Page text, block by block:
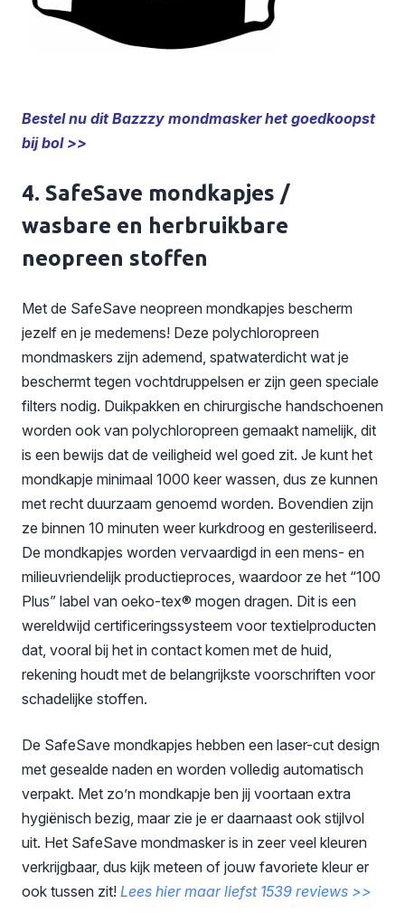
Bestel nu dit Bazzzy mondmasker het goedkoopst
bij bol >>
4. SafeSave mondkapjes /
wasbare en herbruikbare
neopreen stoffen
Met de SafeSave neopreen mondkapjes bescherm
jezelf en je medemens! Deze polychloropreen
mondmaskers zijn ademend, spatwaterdicht wat je
beschermt tegen vochtdruppelsen er zijn geen speciale
filters nodig. Duikpakken en chirurgische handschoenen
worden ook van polychloropreen gemaakt namelijk, dit
is een bewijs dat de veiligheid wel goed zit. Je kunt het
mondkapje minimaal 1000 keer wassen, dus ze kunnen
met recht duurzaam genoemd worden. Bovendien zijn
ze binnen 10 minuten weer kurkdroog en gesteriliseerd.
De mondkapjes worden vervaardigd in een mens- en
milieuvriendelijk productieproces, waardoor ze het “100
Plus” label van oeko-tex® mogen dragen. Dit is een
wereldwijd certificeringssysteem voor textielproducten
dat, vooral bij het in contact komen met de huid,
rekening houdt met de belangrijkste voorschriften voor
schadelijke stoffen.
De SafeSave mondkapjes hebben een laser-cut design
met gesealde naden en worden volledig automatisch
verpakt. Met zo’n mondkapje ben jij voortaan extra
hygiënisch bezig, maar zie je er daarnaast ook stijlvol
uit. Het SafeSave mondmasker is in zeer veel kleuren
verkrijgbaar, dus kijk meteen of jouw favoriete kleur er
ook tussen zit! Lees hier maar liefst 1539 reviews >>